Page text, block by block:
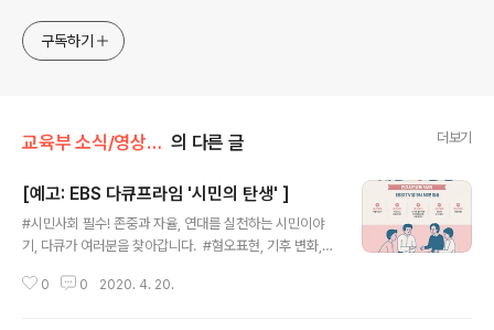
구독하기
교육부 소식/영상·카드뉴스·인포그래픽 의 다른 글 더보기
[예고: EBS 다큐프라임 '시민의 탄생' ]
#시민사회 필수! 존중과 자율, 연대를 실천하는 시민이야
기, 다큐가 여러분을 찾아갑니다. ​ #혐오표현, 기후 변화,
워드를 다룬 EBS 다큐프라임 5부작 . 많은 관심 부탁드립
0 0 2020. 4. 20.